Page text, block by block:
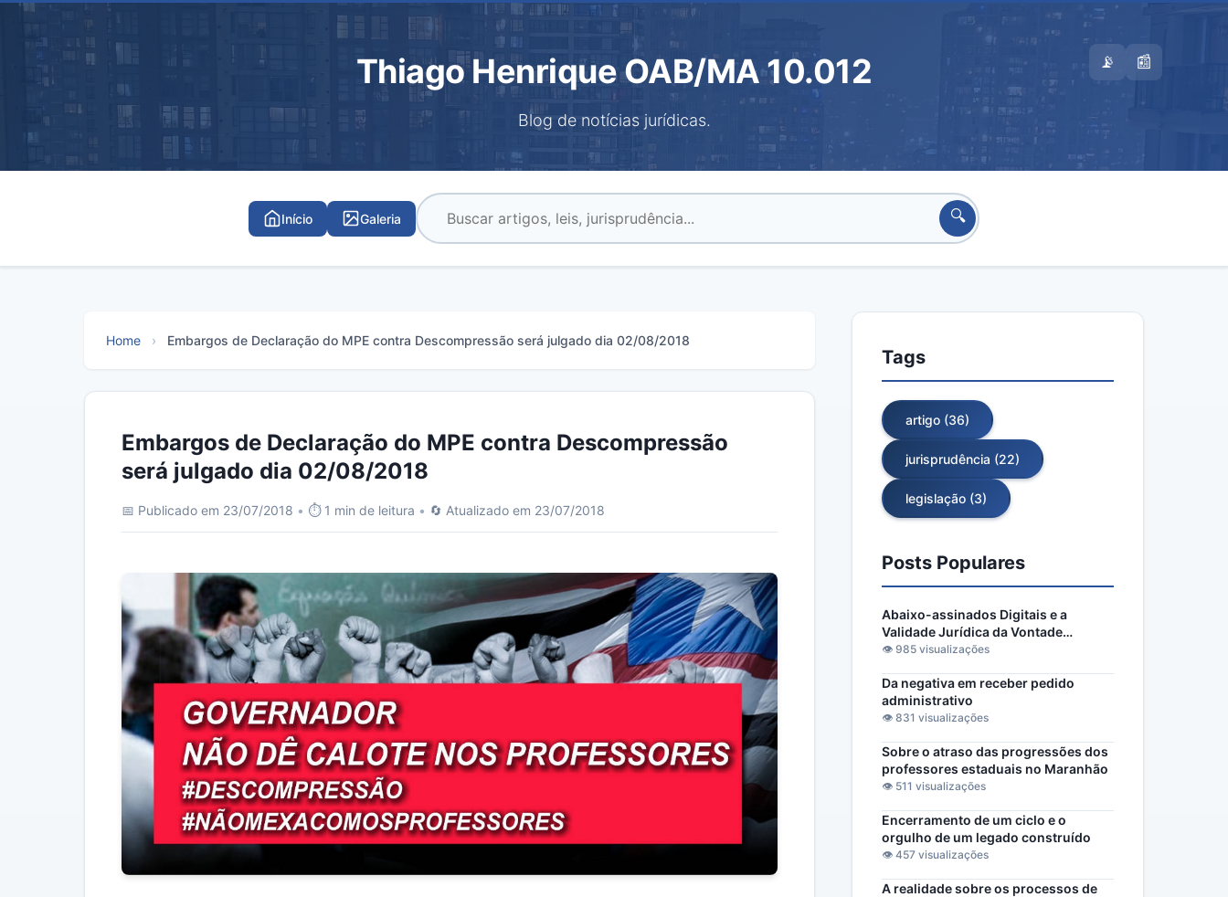
Thiago Henrique OAB/MA 10.012
Blog de notícias jurídicas.
📡 📰
Início Galeria 🔍
Home › Embargos de Declaração do MPE contra Descompressão será julgado dia 02/08/2018
Embargos de Declaração do MPE contra Descompressão
será julgado dia 02/08/2018
📅 Publicado em 23/07/2018 • ⏱️ 1 min de leitura • 🔄 Atualizado em 23/07/2018
Tags
artigo (36)
jurisprudência (22)
legislação (3)
Posts Populares
Abaixo-assinados Digitais e a
Validade Jurídica da Vontade
Popular
👁️ 985 visualizações
Da negativa em receber pedido
administrativo
👁️ 831 visualizações
Sobre o atraso das progressões dos
professores estaduais no Maranhão
👁️ 511 visualizações
Encerramento de um ciclo e o
orgulho de um legado construído
👁️ 457 visualizações
A realidade sobre os processos de